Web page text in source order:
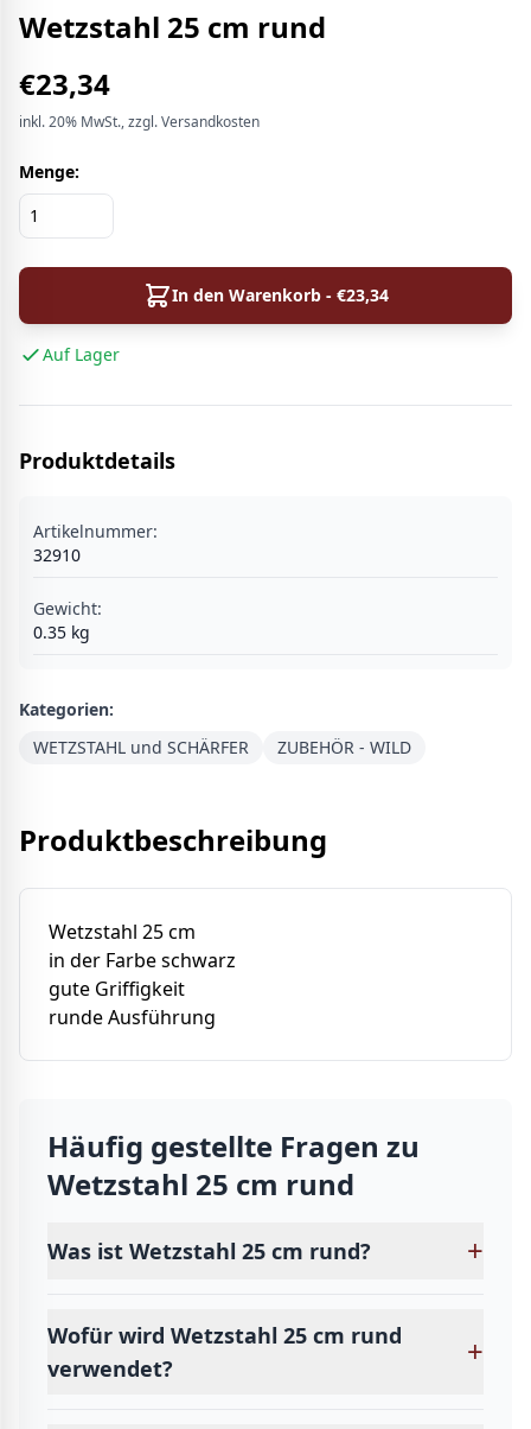
Wetzstahl 25 cm rund
€23,34
inkl.20% MwSt., zzgl. Versandkosten
Menge:
In den Warenkorb - €23,34
Auf Lager
Produktdetails
Artikelnummer:
32910
Gewicht:
0.35 kg
Kategorien:
WETZSTAHL und SCHÄRFER
ZUBEHÖR - WILD
Produktbeschreibung
Wetzstahl 25 cm
in der Farbe schwarz
gute Griffigkeit
runde Ausführung
Häufig gestellte Fragen zu
Wetzstahl 25 cm rund
Was ist Wetzstahl 25 cm rund? +
Wofür wird Wetzstahl 25 cm rund
verwendet?
+